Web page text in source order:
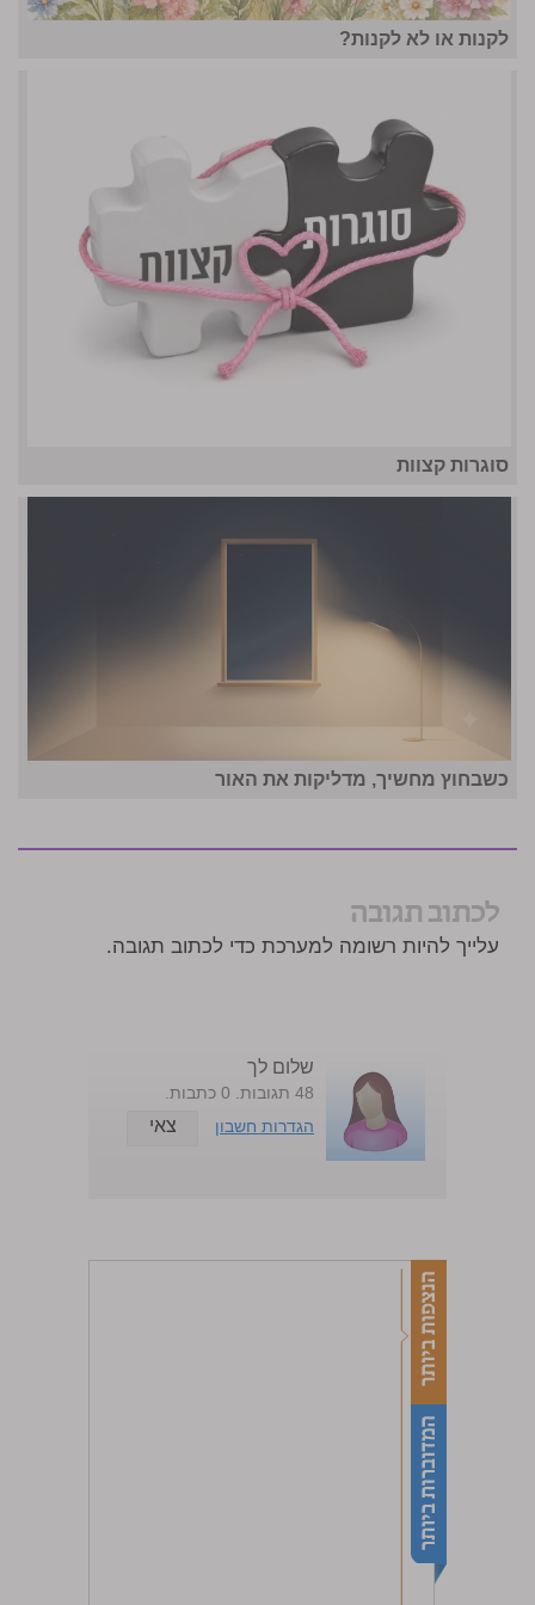
לקנות או לא לקנות?
סוגרות קצוות
כשבחוץ מחשיך, מדליקות את האור
לכתוב תגובה
עלייך להיות רשומה למערכת כדי לכתוב תגובה.
שלום לך
48 תגובות. 0 כתבות.
הגדרות חשבון
צאי